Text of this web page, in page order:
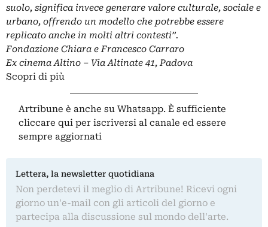
suolo, significa invece generare valore culturale, sociale e
urbano, offrendo un modello che potrebbe essere
replicato anche in molti altri contesti”.
Fondazione Chiara e Francesco Carraro
Ex cinema Altino – Via Altinate 41, Padova
Scopri di più
Artribune è anche su Whatsapp. È sufficiente
cliccare qui per iscriversi al canale ed essere
sempre aggiornati
Lettera, la newsletter quotidiana
Non perdetevi il meglio di Artribune! Ricevi ogni
giorno un'e-mail con gli articoli del giorno e
partecipa alla discussione sul mondo dell'arte.